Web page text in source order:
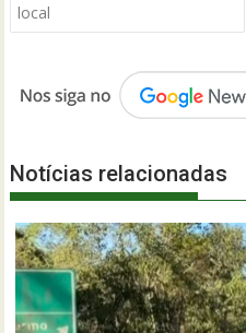
local
Notícias relacionadas